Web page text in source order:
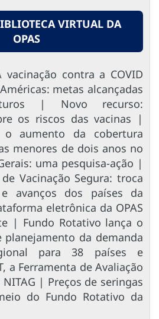
VIRTUAL DA
OPAS
vacinação contra a COVID
metas alcançadas
| Novo recurso:
os riscos das vacinas |
o aumento da cobertura
menores de dois anos no
uma pesquisa-ação |
Vacinação Segura: troca
avanços dos países da
eletrônica da OPAS
| Fundo Rotativo lança o
da demanda
para 38 países e
a Ferramenta de Avaliação
| Preços de seringas
do Fundo Rotativo da